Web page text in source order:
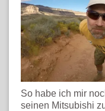
So habe ich mir
seinen Mitsubishi